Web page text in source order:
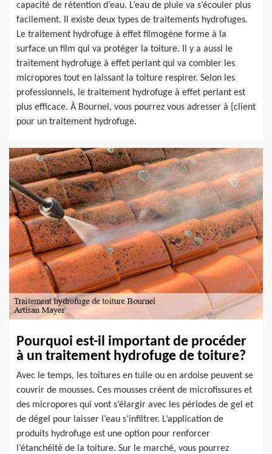
capacité de rétention d’eau. L’eau de pluie va s’écouler plus
facilement. Il existe deux types de traitements hydrofuges.
Le traitement hydrofuge à effet filmogène forme à la
surface un film qui va protéger la toiture. Il y a aussi le
traitement hydrofuge à effet perlant qui va combler les
micropores tout en laissant la toiture respirer. Selon les
professionnels, le traitement hydrofuge à effet perlant est
plus efficace. À Bournel, vous pourrez vous adresser à {client
pour un traitement hydrofuge.
Pourquoi est-il important de procéder
à un traitement hydrofuge de toiture?
Avec le temps, les toitures en tuile ou en ardoise peuvent se
couvrir de mousses. Ces mousses créent de microfissures et
des micropores qui vont s’élargir avec les périodes de gel et
de dégel pour laisser l‘eau s’infiltrer. L’application de
produits hydrofuge est une option pour renforcer
l’étanchéité de la toiture. Sur le marché, vous pourrez